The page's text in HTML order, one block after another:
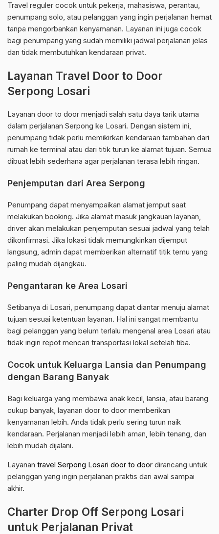
Travel reguler cocok untuk pekerja, mahasiswa, perantau,
penumpang solo, atau pelanggan yang ingin perjalanan hemat
tanpa mengorbankan kenyamanan. Layanan ini juga cocok
bagi penumpang yang sudah memiliki jadwal perjalanan jelas
dan tidak membutuhkan kendaraan privat.
Layanan Travel Door to Door
Serpong Losari
Layanan door to door menjadi salah satu daya tarik utama
dalam perjalanan Serpong ke Losari. Dengan sistem ini,
penumpang tidak perlu memikirkan kendaraan tambahan dari
rumah ke terminal atau dari titik turun ke alamat tujuan. Semua
dibuat lebih sederhana agar perjalanan terasa lebih ringan.
Penjemputan dari Area Serpong
Penumpang dapat menyampaikan alamat jemput saat
melakukan booking. Jika alamat masuk jangkauan layanan,
driver akan melakukan penjemputan sesuai jadwal yang telah
dikonfirmasi. Jika lokasi tidak memungkinkan dijemput
langsung, admin dapat memberikan alternatif titik temu yang
paling mudah dijangkau.
Pengantaran ke Area Losari
Setibanya di Losari, penumpang dapat diantar menuju alamat
tujuan sesuai ketentuan layanan. Hal ini sangat membantu
bagi pelanggan yang belum terlalu mengenal area Losari atau
tidak ingin repot mencari transportasi lokal setelah tiba.
Cocok untuk Keluarga Lansia dan Penumpang
dengan Barang Banyak
Bagi keluarga yang membawa anak kecil, lansia, atau barang
cukup banyak, layanan door to door memberikan
kenyamanan lebih. Anda tidak perlu sering turun naik
kendaraan. Perjalanan menjadi lebih aman, lebih tenang, dan
lebih mudah dijalani.
Layanan travel Serpong Losari door to door dirancang untuk
pelanggan yang ingin perjalanan praktis dari awal sampai
akhir.
Charter Drop Off Serpong Losari
untuk Perjalanan Privat